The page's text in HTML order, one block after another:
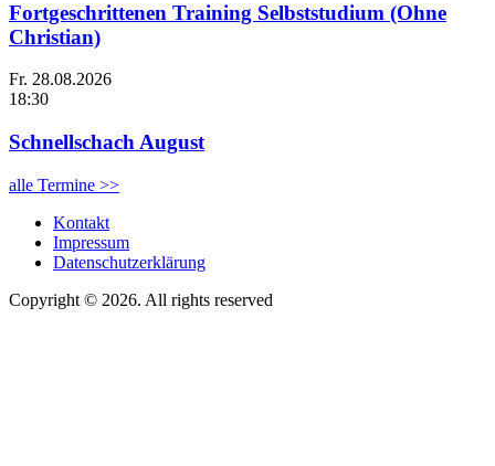
Fortgeschrittenen Training Selbststudium (Ohne
Christian)
Fr. 28.08.2026
18:30
Schnellschach August
alle Termine >>
Footer
menu
Kontakt
Impressum
Datenschutzerklärung
Copyright © 2026. All rights reserved